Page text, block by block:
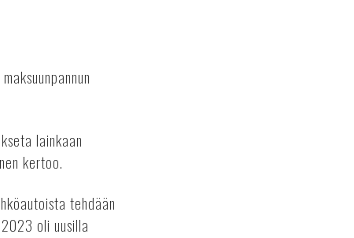
lainkaan
kertoo.
tehdään
oli uusilla